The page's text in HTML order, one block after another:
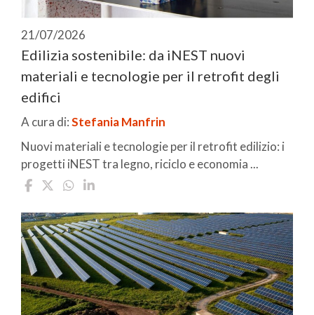
21/07/2026
Edilizia sostenibile: da iNEST nuovi
materiali e tecnologie per il retrofit degli
edifici
A cura di:Stefania Manfrin
Nuovi materiali e tecnologie per il retrofit edilizio: i
progetti iNEST tra legno, riciclo e economia ...